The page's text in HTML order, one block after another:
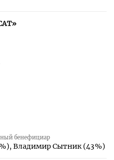
бенефициар
Владимир Сытник (43 %)